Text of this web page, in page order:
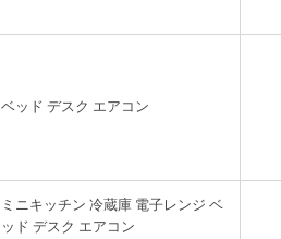
ベッド デスク エアコン
ミニキッチン 冷蔵庫 電子レンジ ベ
ッド デスク エアコン